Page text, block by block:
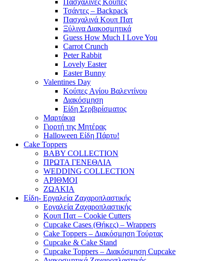
Πασχαλινές Κούπες
Τσάντες – Backpack
Πασχαλινά Κουπ Πατ
Ξύλινα Διακοσμητικά
Guess How Much I Love You
Carrot Crunch
Peter Rabbit
Lovely Easter
Easter Bunny
Valentines Day
Κούπες Aγίου Βαλεντίνου
Διακόσμηση
Είδη Σερβιρίσματος
Μαρτάκια
Γιορτή της Μητέρας
Halloween Είδη Πάρτυ!
Cake Toppers
BABY COLLECTION
ΠΡΩΤΑ ΓΕΝΕΘΛΙΑ
WEDDING COLLECTION
ΑΡΙΘΜΟΙ
ΖΩΑΚΙΑ
Είδη- Εργαλεία Ζαχαροπλαστικής
Εργαλεία Ζαχαροπλαστικής
Κουπ Πατ – Cookie Cutters
Cupcake Cases (Θήκες) – Wrappers
Cake Toppers – Διακόσμηση Τούρτας
Cupcake & Cake Stand
Cupcake Toppers – Διακόσμηση Cupcake